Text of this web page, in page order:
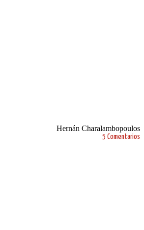
Hernán Charalambopoulos
5 Comentarios